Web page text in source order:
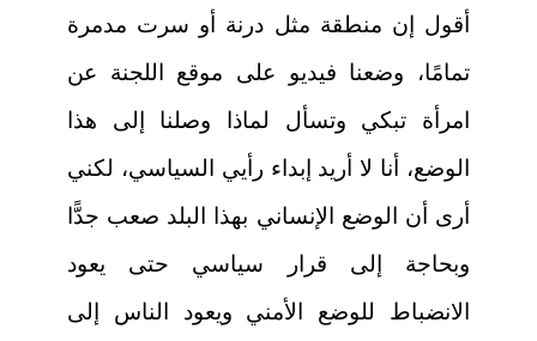
أقول إن منطقة مثل درنة أو سرت مدمرة
تمامًا، وضعنا فيديو على موقع اللجنة عن
امرأة تبكي وتسأل لماذا وصلنا إلى هذا
الوضع، أنا لا أريد إبداء رأيي السياسي، لكني
أرى أن الوضع الإنساني بهذا البلد صعب جدًّا
وبحاجة إلى قرار سياسي حتى يعود
الانضباط للوضع الأمني ويعود الناس إلى